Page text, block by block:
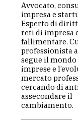
Avvocato,
impresa e
Esperto di
reti di impresa
fallimentare.
professionista
segue il mondo
imprese e
mercato
cercando di
assecondare il
cambiamento.